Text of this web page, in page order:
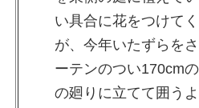
い具合に花をつけて
が、今年いたずらを
ーテンのつい170cm
の廻りに立てて囲う